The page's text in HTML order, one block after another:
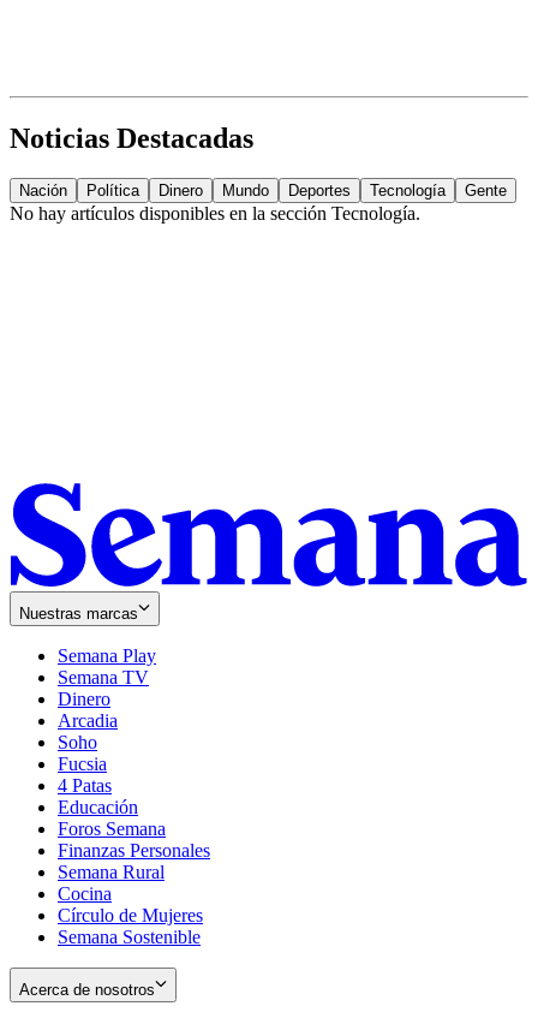
Noticias Destacadas
Nación Política Dinero Mundo Deportes Tecnología Gente
No hay artículos disponibles en la sección Tecnología.
Nuestras marcas
Semana Play
Semana TV
Dinero
Arcadia
Soho
in
new
window
Fucsia
in
new
window
4 Patas
Educación
Foros Semana
Finanzas Personales
Semana Rural
Cocina
Círculo de Mujeres
Semana Sostenible
Acerca de nosotros